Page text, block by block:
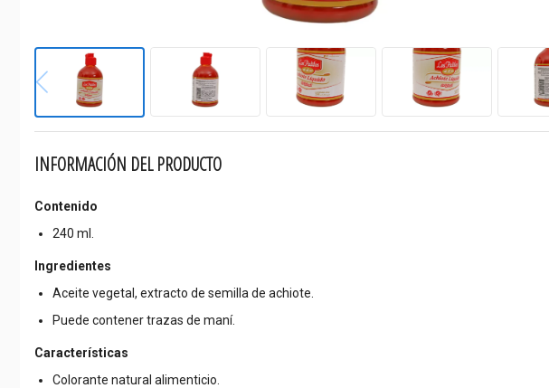
INFORMACIÓN DEL PRODUCTO
Contenido
240 ml.
Ingredientes
Aceite vegetal, extracto de semilla de achiote.
Puede contener trazas de maní.
Características
Colorante natural alimenticio.